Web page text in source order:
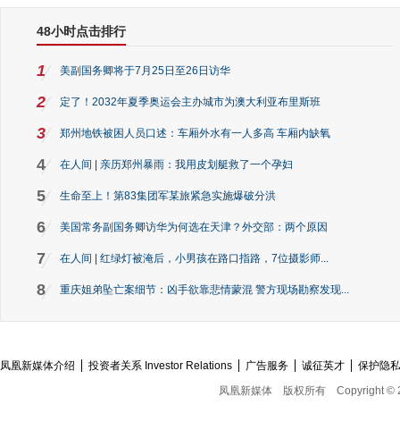
48小时点击排行
1 美副国务卿将于7月25日至26日访华
2 定了！2032年夏季奥运会主办城市为澳大利亚布里斯班
3 郑州地铁被困人员口述：车厢外水有一人多高 车厢内缺氧
4 在人间 | 亲历郑州暴雨：我用皮划艇救了一个孕妇
5 生命至上！第83集团军某旅紧急实施爆破分洪
6 美国常务副国务卿访华为何选在天津？外交部：两个原因
7 在人间 | 红绿灯被淹后，小男孩在路口指路，7位摄影师...
8 重庆姐弟坠亡案细节：凶手欲靠悲情蒙混 警方现场勘察发现...
凤凰新媒体介绍 投资者关系 Investor Relations 广告服务 诚征英才
保护隐
凤凰新媒体
版权所有 Copyright ©